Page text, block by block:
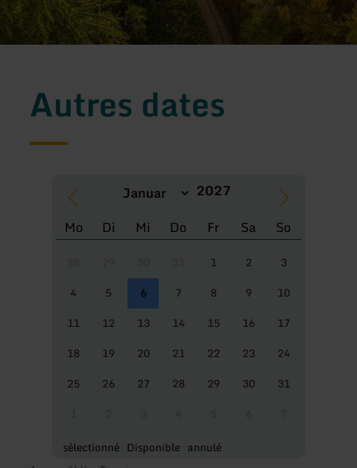
Autres dates
Mo Di Mi Do Fr Sa So
1 2
3
4
5 6 7 8 9
10
11
12 13 14 15 16
17
18
19 20 21 22 23
24
25
26 27 28 29 30
31
sélectionné Disponible annulé